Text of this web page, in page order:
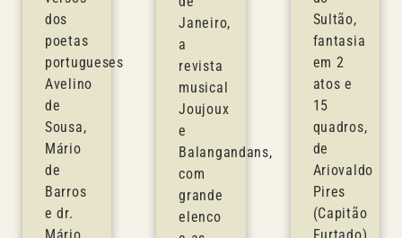
dos
poetas
portugueses
Avelino
de
Sousa,
Mário
de
Barros
e dr.
Janeiro,
a
revista
musical
Joujoux
e
Balangandans,
com
grande
elenco
Sultão,
fantasia
em 2
atos e
15
quadros,
de
Ariovaldo
Pires
(Capitão